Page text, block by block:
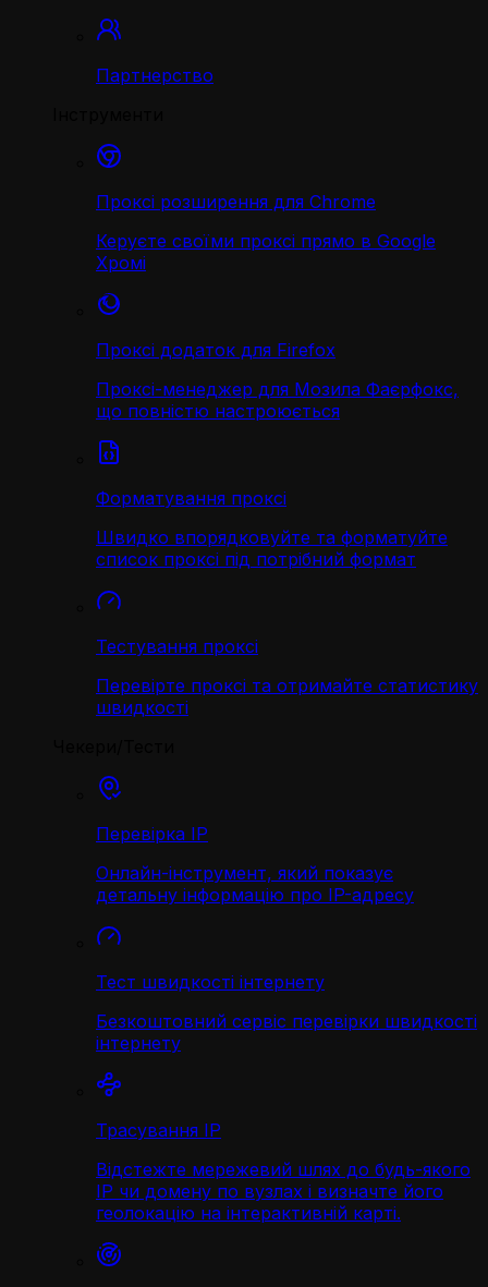
Партнерство
Проксі розширення для Chrome
Керуєте своїми проксі прямо в Google
Хромі
Проксі додаток для Firefox
Проксі-менеджер для Мозила Фаєрфокс,
що повністю настроюється
Форматування проксі
Швидко впорядковуйте та форматуйте
список проксі під потрібний формат
Тестування проксі
Перевірте проксі та отримайте статистику
швидкості
Перевірка IP
Онлайн-інструмент, який показує
детальну інформацію про IP-адресу
Тест швидкості інтернету
Безкоштовний сервіс перевірки швидкості
інтернету
Трасування IP
Відстежте мережевий шлях до будь-якого
IP чи домену по вузлах і визначте його
геолокацію на інтерактивній карті.